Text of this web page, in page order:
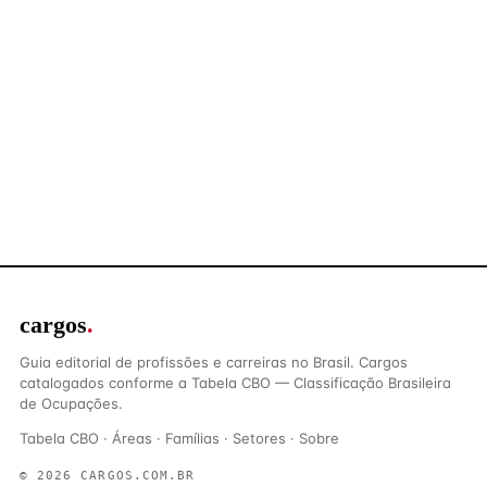
cargos.
Guia editorial de profissões e carreiras no Brasil. Cargos
catalogados conforme a Tabela CBO — Classificação Brasileira
de Ocupações.
Tabela CBO · Áreas · Famílias · Setores · Sobre
© 2026 CARGOS.COM.BR